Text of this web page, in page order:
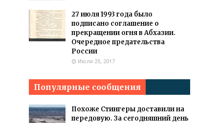
27 июля 1993 года было
подписано соглашение о
прекращении огня в Абхазии.
Очередное предательства
России
Июля 25, 2017
Популярные сообщения
Похоже Стингеры доставили на
передовую. За сегодняшний день